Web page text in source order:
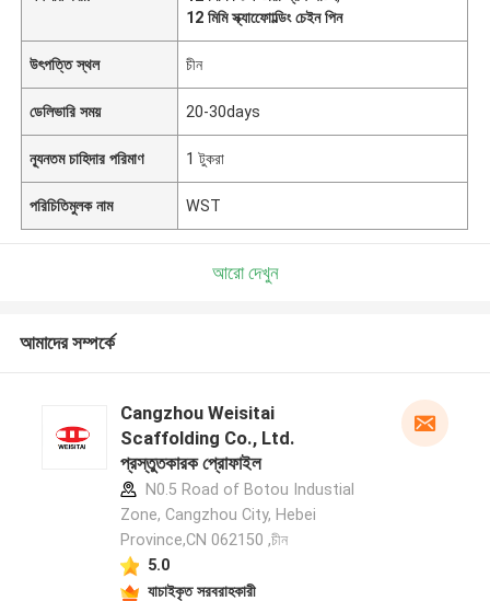
12 মিমি স্ক্যাফোোল্ডিং চেইন পিন
উৎপত্তি স্থল চীন
ডেলিভারি সময় 20-30days
ন্যূনতম চাহিদার পরিমাণ 1 টুকরা
পরিচিতিমুলক নাম WST
আরো দেখুন
আমাদের সম্পর্কে
Cangzhou Weisitai
Scaffolding Co., Ltd.
প্রস্তুতকারক প্রোফাইল
N0.5 Road of Botou Industial
Zone, Cangzhou City, Hebei
Province,CN 062150 ,চীন
5.0
যাচাইকৃত সরবরাহকারী